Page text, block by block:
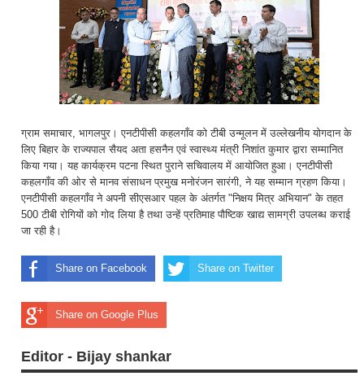
ग्राम समाचार, भागलपुर। एनटीपीसी कहलगाँव को टीबी उन्मूलन में उल्लेखनीय योगदान के
लिए बिहार के राज्यपाल सैयद अता हसनैन एवं स्वास्थ्य मंत्री निशांत कुमार द्वारा सम्मानित
किया गया। यह कार्यक्रम पटना स्थित पुराने सचिवालय में आयोजित हुआ। एनटीपीसी
कहलगाँव की ओर से मानव संसाधन प्रमुख मनोरंजन सारंगी, ने यह सम्मान ग्रहण किया।
एनटीपीसी कहलगाँव ने अपनी सीएसआर पहल के अंतर्गत "निक्षय मित्र अभियान" के तहत
500 टीबी रोगियों को गोद लिया है तथा उन्हें प्रतिमाह पौष्टिक खाद्य सामग्री उपलब्ध कराई
जा रही है।
Share on Facebook Share on Twitter
Share on Google Plus
Editor - Bijay shankar